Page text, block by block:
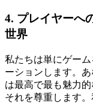
4. プレイヤーへ
世界
私たちは単にゲー
ーションします。
は最高で最も魅力
それを尊重します